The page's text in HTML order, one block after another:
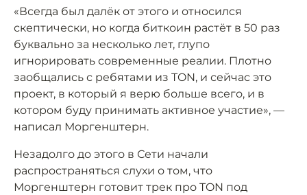
«Всегда был далёк от этого и относился
скептически, но когда биткоин растёт в 50 раз
буквально за несколько лет, глупо
игнорировать современные реалии. Плотно
заобщались с ребятами из TON, и сейчас это
проект, в который я верю больше всего, и в
котором буду принимать активное участие», —
написал Моргенштерн.
Незадолго до этого в Сети начали
распространяться слухи о том, что
Моргенштерн готовит трек про TON под